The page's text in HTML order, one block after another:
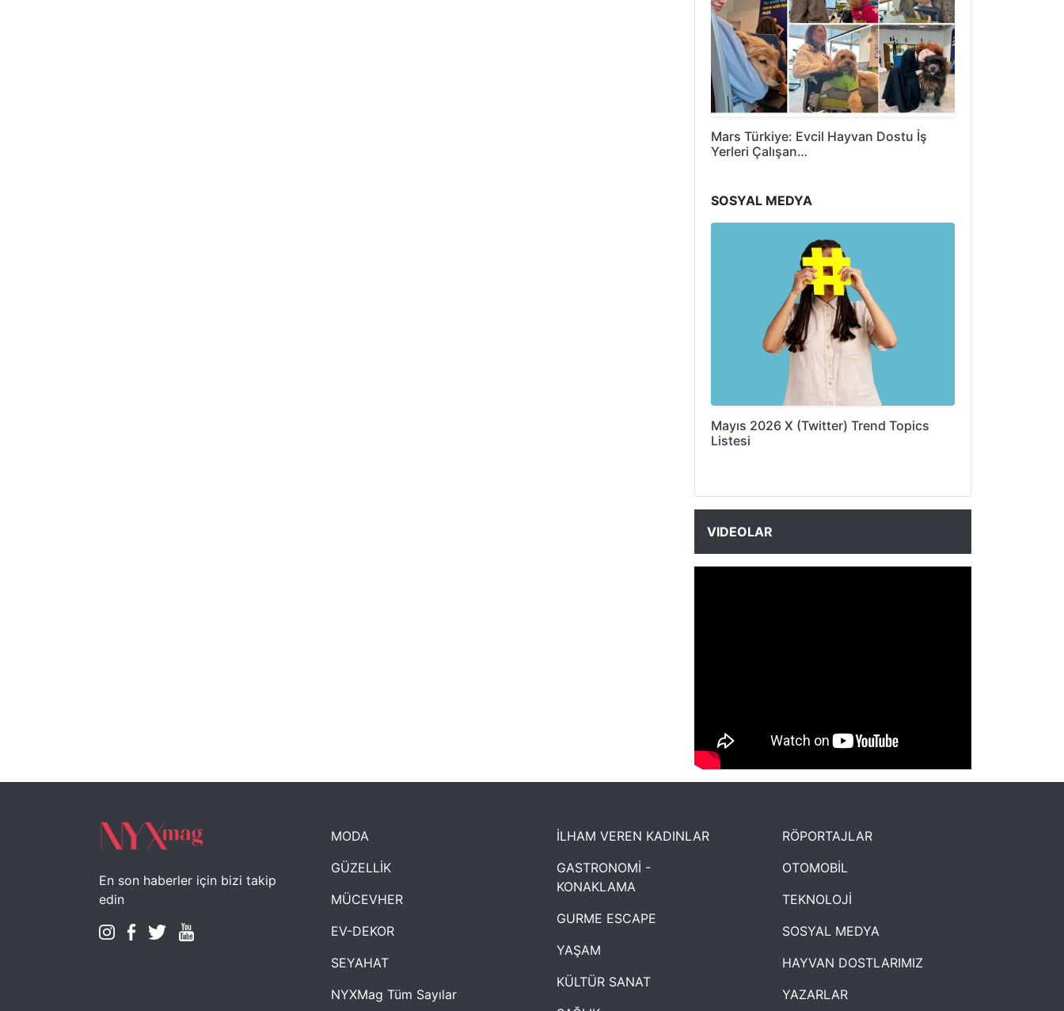
Mars Türkiye: Evcil Hayvan Dostu İş
Yerleri Çalışan…
SOSYAL MEDYA
Mayıs 2026 X (Twitter) Trend Topics
Listesi
VIDEOLAR
NYXmag 2. Yaş Kutlama Etkinliği
En son haberler için bizi takip
edin
MODA
GÜZELLİK
MÜCEVHER
EV-DEKOR
SEYAHAT
NYXMag Tüm Sayılar
İLHAM VEREN KADINLAR
GASTRONOMİ -
KONAKLAMA
GURME ESCAPE
YAŞAM
KÜLTÜR SANAT
RÖPORTAJLAR
OTOMOBİL
TEKNOLOJİ
SOSYAL MEDYA
HAYVAN DOSTLARIMIZ
YAZARLAR